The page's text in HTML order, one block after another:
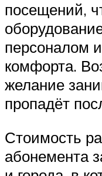
посещений,
персоналом
комфорта.
желание
пропадёт
Стоимость
абонемента